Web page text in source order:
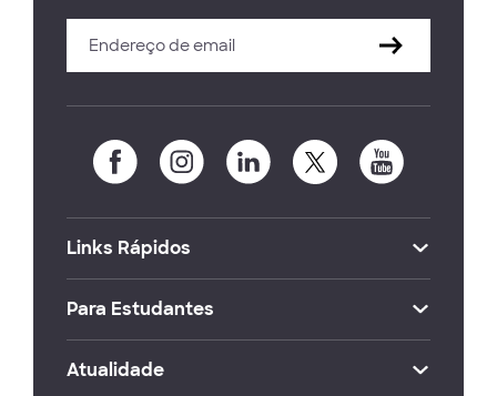
Links Rápidos
Para Estudantes
Atualidade